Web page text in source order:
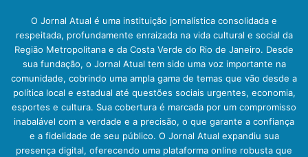
O Jornal Atual é uma instituição jornalística consolidada e
respeitada, profundamente enraizada na vida cultural e social da
Região Metropolitana e da Costa Verde do Rio de Janeiro. Desde
sua fundação, o Jornal Atual tem sido uma voz importante na
comunidade, cobrindo uma ampla gama de temas que vão desde a
política local e estadual até questões sociais urgentes, economia,
esportes e cultura. Sua cobertura é marcada por um compromisso
inabalável com a verdade e a precisão, o que garante a confiança
e a fidelidade de seu público. O Jornal Atual expandiu sua
presença digital, oferecendo uma plataforma online robusta que